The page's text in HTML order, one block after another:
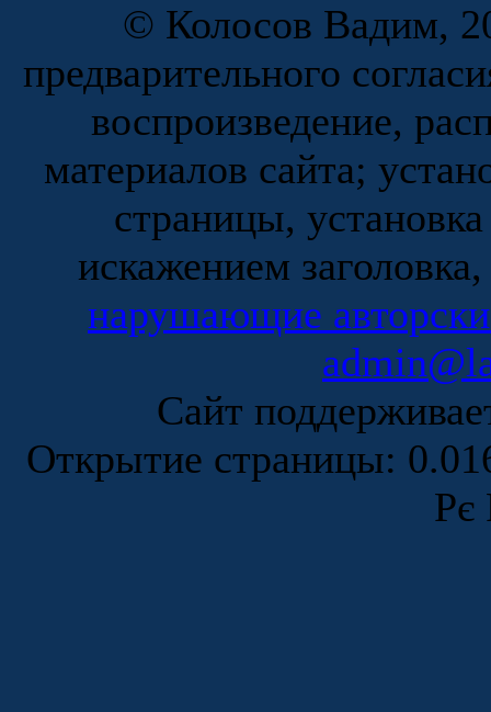
© Колосов Вадим,
предварительного
воспроизведение,
материалов сайта;
страницы,
искажением
нарушающие
Сайт
Открытие страницы:
Рє